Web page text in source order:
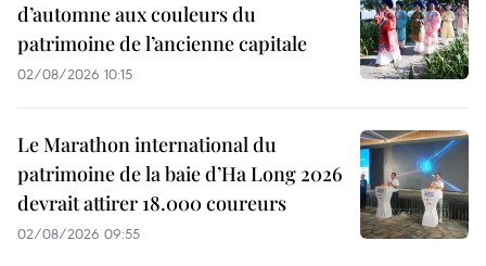
d’automne aux couleurs du
patrimoine de l’ancienne capitale
02/08/2026 10:15
Le Marathon international du
patrimoine de la baie d’Ha Long 2026
devrait attirer 18.000 coureurs
02/08/2026 09:55